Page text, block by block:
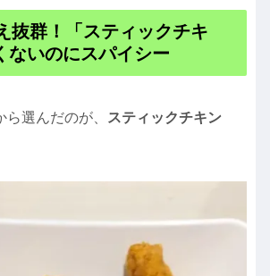
抜群！「スティックチキ
ないのにスパイシー
選んだのが、
スティックチキン